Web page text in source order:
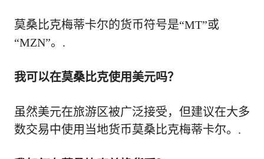
莫桑比克梅蒂卡尔的货币符号是“MT”或
“MZN”。.
我可以在莫桑比克使用美元吗？
虽然美元在旅游区被广泛接受，但建议在大多
数交易中使用当地货币莫桑比克梅蒂卡尔。.